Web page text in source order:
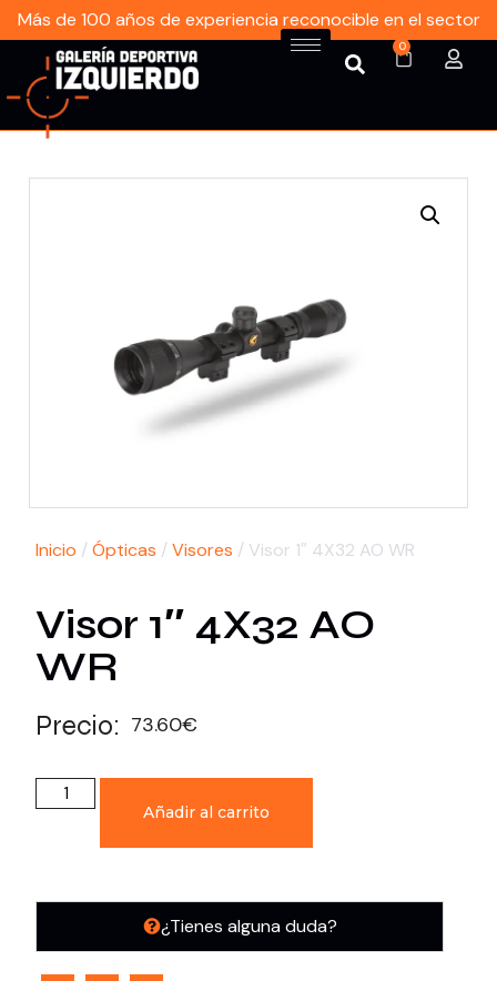
Más de 100 años de experiencia reconocible en el sector
0
Inicio / Ópticas / Visores / Visor 1″ 4X32 AO WR
Visor 1″ 4X32 AO
WR
Precio: 73.60€
Añadir al carrito
¿Tienes alguna duda?